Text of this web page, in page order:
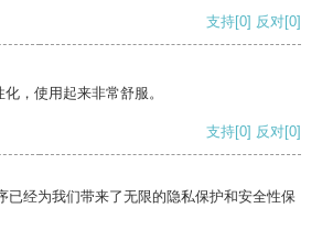
支持[0] 反对[0]
，使用起来非常舒服。
支持[0] 反对[0]
已经为我们带来了无限的隐私保护和安全性保